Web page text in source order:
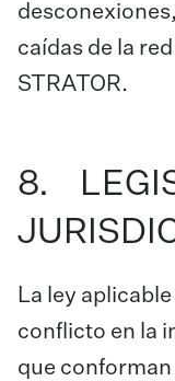
caídas de la
STRATOR.
8.
La ley
conflicto en la
que